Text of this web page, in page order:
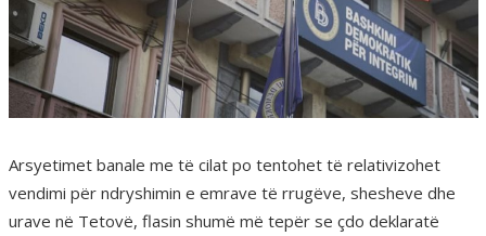
Arsyetimet banale me të cilat po tentohet të relativizohet
vendimi për ndryshimin e emrave të rrugëve, shesheve dhe
urave në Tetovë, flasin shumë më tepër se çdo deklaratë